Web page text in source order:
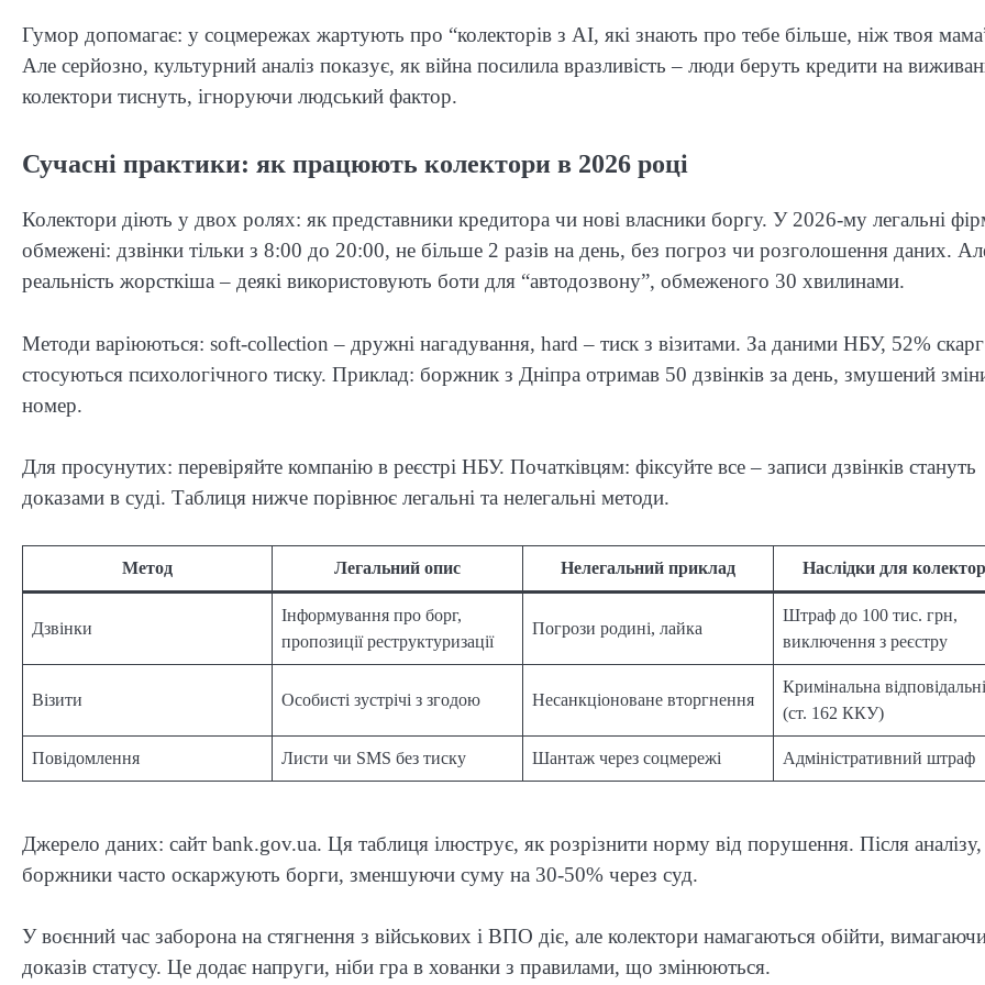
Гумор допомагає: у соцмережах жартують про “колекторів з AI, які знають про тебе більше, ніж твоя
Але серйозно, культурний аналіз показує, як війна посилила вразливість – люди беруть кредити на
колектори тиснуть, ігноруючи людський фактор.
Сучасні практики: як працюють колектори в 2026 році
Колектори діють у двох ролях: як представники кредитора чи нові власники боргу. У 2026-му легальні
обмежені: дзвінки тільки з 8:00 до 20:00, не більше 2 разів на день, без погроз чи розголошення даних.
реальність жорсткіша – деякі використовують боти для “автодозвону”, обмеженого 30 хвилинами.
Методи варіюються: soft-collection – дружні нагадування, hard – тиск з візитами. За даними НБУ, 52% скарг
стосуються психологічного тиску. Приклад: боржник з Дніпра отримав 50 дзвінків за день, змушений
номер.
Для просунутих: перевіряйте компанію в реєстрі НБУ. Початківцям: фіксуйте все – записи дзвінків стануть
доказами в суді. Таблиця нижче порівнює легальні та нелегальні методи.
Метод Легальний опис Нелегальний приклад Наслідки для
Дзвінки
Інформування про борг,
пропозиції реструктуризації
Погрози родині, лайка
Штраф до 100 тис. грн,
виключення з реєстру
Візити Особисті зустрічі з згодою Несанкціоноване вторгнення
Кримінальна
(ст. 162 ККУ)
Повідомлення Листи чи SMS без тиску Шантаж через соцмережі Адміністративний штраф
Джерело даних: сайт bank.gov.ua. Ця таблиця ілюструє, як розрізнити норму від порушення. Після аналізу,
боржники часто оскаржують борги, зменшуючи суму на 30-50% через суд.
У воєнний час заборона на стягнення з військових і ВПО діє, але колектори намагаються обійти,
доказів статусу. Це додає напруги, ніби гра в хованки з правилами, що змінюються.